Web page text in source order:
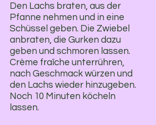
Den Lachs braten, aus der
Pfanne nehmen und in eine
Schüssel geben. Die Zwiebel
anbraten, die Gurken dazu
geben und schmoren lassen.
Crème fraîche unterrühren,
nach Geschmack würzen und
den Lachs wieder hinzugeben.
Noch 10 Minuten köcheln
lassen.